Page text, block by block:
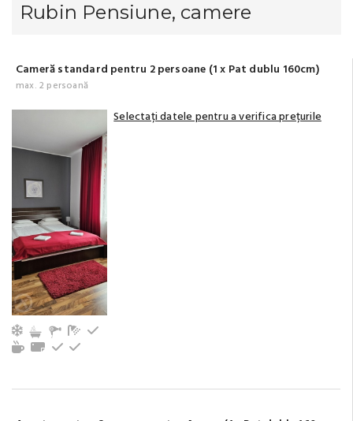
Rubin Pensiune, camere
Cameră standard pentru 2 persoane (1 x Pat dublu 160cm)
max. 2 persoană
Aer condiționatBaie cu duș (privat)
Aparat de ceai/cafea
Prosoape
La etaj
Selectați datele pentru a verifica prețurile